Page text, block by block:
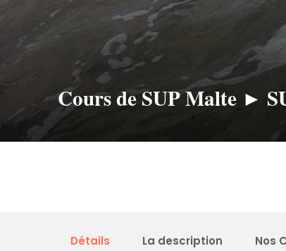
Cours de SUP Malte ►
Détails La description Nos